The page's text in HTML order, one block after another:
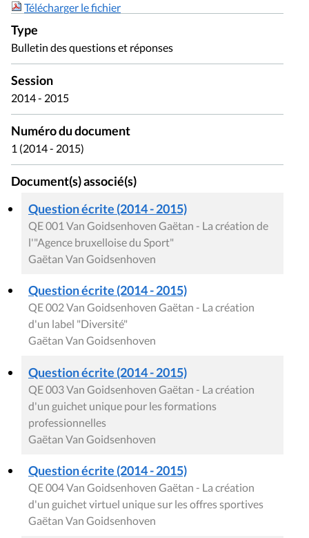
Télécharger le fichier
Type
Bulletin des questions et réponses
Session
2014 - 2015
Numéro du document
1 (2014 - 2015)
Document(s) associé(s)
Question écrite (2014 - 2015)
QE 001 Van Goidsenhoven Gaëtan - La création de
l'"Agence bruxelloise du Sport"
Gaëtan Van Goidsenhoven
Question écrite (2014 - 2015)
QE 002 Van Goidsenhoven Gaëtan - La création
d'un label "Diversité"
Gaëtan Van Goidsenhoven
Question écrite (2014 - 2015)
QE 003 Van Goidsenhoven Gaëtan - La création
d'un guichet unique pour les formations
professionnelles
Gaëtan Van Goidsenhoven
Question écrite (2014 - 2015)
QE 004 Van Goidsenhoven Gaëtan - La création
d'un guichet virtuel unique sur les offres sportives
Gaëtan Van Goidsenhoven